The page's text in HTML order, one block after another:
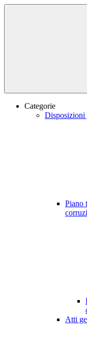
Categorie
Disposizioni
Piano
Atti